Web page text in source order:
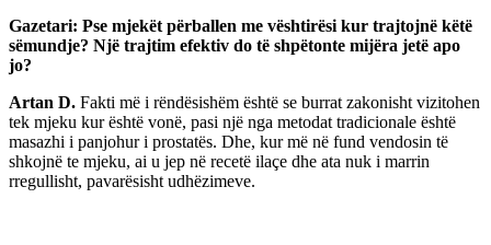
Gazetari: Pse mjekët përballen me vështirësi kur trajtojnë këtë
sëmundje? Një trajtim efektiv do të shpëtonte mijëra jetë apo
jo?
Artan D. Fakti më i rëndësishëm është se burrat zakonisht vizitohen
tek mjeku kur është vonë, pasi një nga metodat tradicionale është
masazhi i panjohur i prostatës. Dhe, kur më në fund vendosin të
shkojnë te mjeku, ai u jep në recetë ilaçe dhe ata nuk i marrin
rregullisht, pavarësisht udhëzimeve.